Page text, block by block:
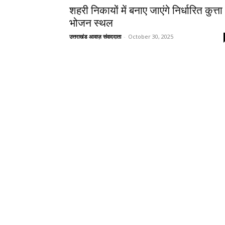
शहरी निकायों में बनाए जाएंगे निर्धारित कुत्ता
भोजन स्थल
उत्तराखंड आवाज़ संवाददाता - October 30, 2025